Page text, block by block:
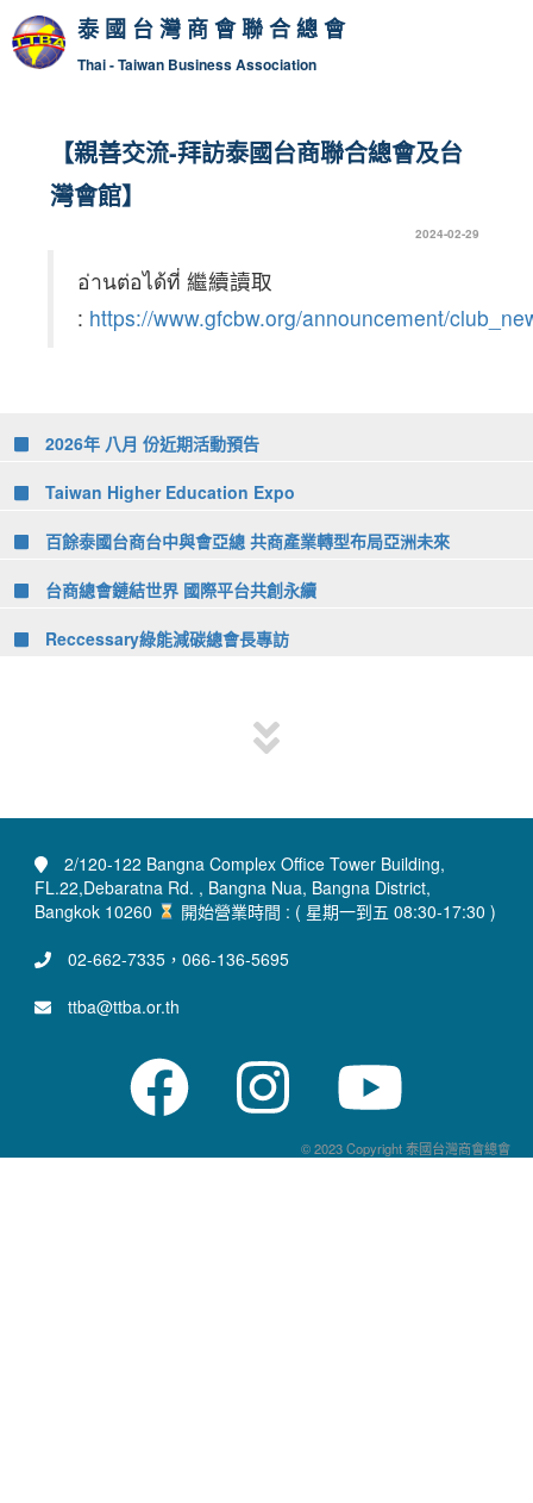
泰國台灣商會聯合總會
Thai - Taiwan Business Association
【親善交流-拜訪泰國台商聯合總會及台
灣會館】
2024-02-29
อ่านต่อได้ที่ 繼續讀取
: https://www.gfcbw.org/announcement/
2026年 八月 份近期活動預告
Taiwan Higher Education Expo
百餘泰國台商台中與會亞總 共商產業轉型布局亞洲未來
台商總會鏈結世界 國際平台共創永續
Reccessary綠能減碳總會長專訪
2/120-122 Bangna Complex Office Tower Building,
FL.22,Debaratna Rd. , Bangna Nua, Bangna District,
Bangkok 10260
開始營業時間 : ( 星期一到五 08:30-17:30 )
02-662-7335，066-136-5695
ttba@ttba.or.th
© 2023 Copyright 泰國台灣商會總會